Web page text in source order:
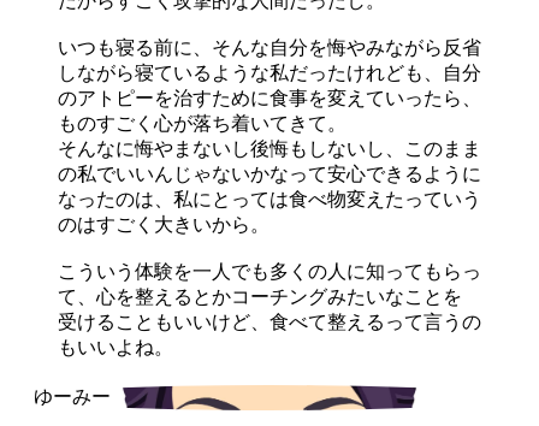
いつも寝る前に、そんな自分を悔やみながら反省
しながら寝ているような私だったけれども、自分
のアトピーを治すために食事を変えていったら、
ものすごく心が落ち着いてきて。
そんなに悔やまないし後悔もしないし、このまま
の私でいいんじゃないかなって安心できるように
なったのは、私にとっては食べ物変えたっていう
のはすごく大きいから。
こういう体験を一人でも多くの人に知ってもらっ
て、心を整えるとかコーチングみたいなことを
受けることもいいけど、食べて整えるって言うの
もいいよね。